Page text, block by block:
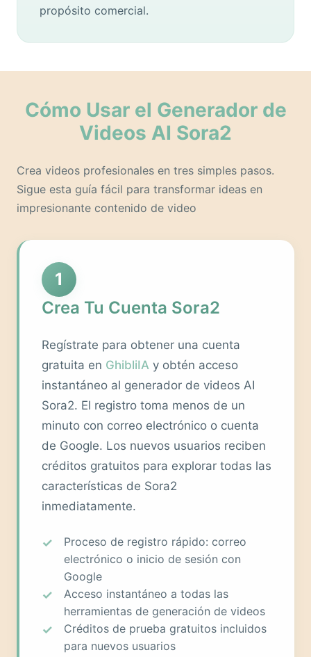
propósito comercial.
Cómo Usar el Generador de
Videos AI Sora2
Crea videos profesionales en tres simples pasos.
Sigue esta guía fácil para transformar ideas en
impresionante contenido de video
1
Crea Tu Cuenta Sora2
Regístrate para obtener una cuenta
gratuita en GhibliIA y obtén acceso
instantáneo al generador de videos AI
Sora2. El registro toma menos de un
minuto con correo electrónico o cuenta
de Google. Los nuevos usuarios reciben
créditos gratuitos para explorar todas las
características de Sora2
inmediatamente.
Proceso de registro rápido: correo
electrónico o inicio de sesión con
Google
Acceso instantáneo a todas las
herramientas de generación de videos
Créditos de prueba gratuitos incluidos
para nuevos usuarios